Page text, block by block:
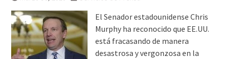
El Senador estadounidense Chris
Murphy ha reconocido que EE.UU.
está fracasando de manera
desastrosa y vergonzosa en la